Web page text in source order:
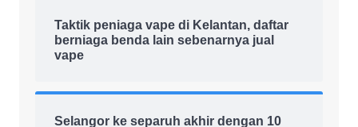
Taktik peniaga vape di Kelantan, daftar
berniaga benda lain sebenarnya jual
vape
Selangor ke separuh akhir dengan 10